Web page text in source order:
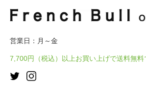
営業日：月～金
7,700円（税込）以上お買い上げで送料無料